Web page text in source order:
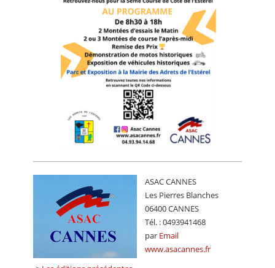
ASAC CANNES
Les Pierres Blanches
06400 CANNES
Tél. : 0493941468
par Email
www.asacannes.fr